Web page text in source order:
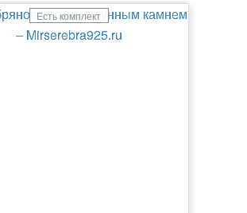
Есть комплект